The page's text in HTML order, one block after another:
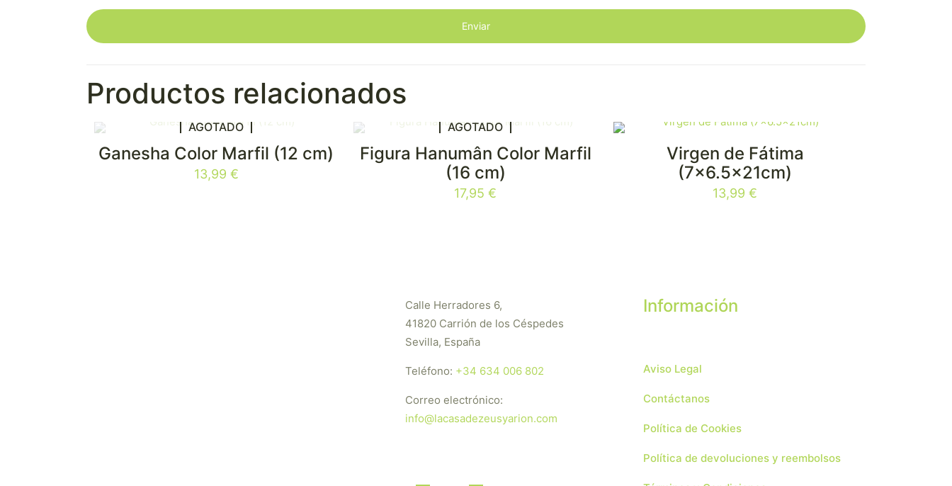
Productos relacionados
AGOTADO
Ganesha Color Marfil (12 cm)
13,99 €
AGOTADO
Figura Hanumân Color Marfil
(16 cm)
17,95€
Virgen de Fátima
(7×6.5x21cm)
13,99€
Calle Herradores 6,
41820 Carrión de los Céspedes
Sevilla, España
Teléfono: +34 634 006 802
Correo electrónico:
info@lacasadezeusyarion.com
Información
Aviso Legal
Contáctanos
Política de Cookies
Política de devoluciones y reembolsos